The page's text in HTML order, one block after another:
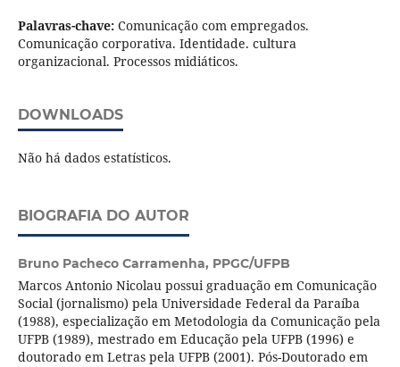
Palavras-chave: Comunicação com empregados.
Comunicação corporativa. Identidade. cultura
organizacional. Processos midiáticos.
DOWNLOADS
Não há dados estatísticos.
BIOGRAFIA DO AUTOR
Bruno Pacheco Carramenha, PPGC/UFPB
Marcos Antonio Nicolau possui graduação em Comunicação
Social (jornalismo) pela Universidade Federal da Paraíba
(1988), especialização em Metodologia da Comunicação pela
UFPB (1989), mestrado em Educação pela UFPB (1996) e
doutorado em Letras pela UFPB (2001). Pós-Doutorado em